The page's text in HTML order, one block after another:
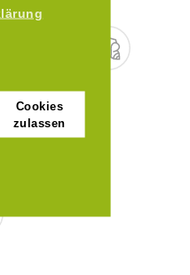
Cookies
zulassen